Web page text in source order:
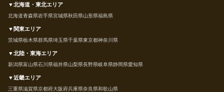
▼北海道・東北エリア
北海道青森県岩手県宮城県秋田県山形県福島県
▼関東エリア
茨城県栃木県群馬県埼玉県千葉県東京都神奈川県
▼北陸・東海エリア
新潟県富山県石川県福井県山梨県長野県岐阜県静岡県愛知県
▼近畿エリア
三重県滋賀県京都府大阪府兵庫県奈良県和歌山県